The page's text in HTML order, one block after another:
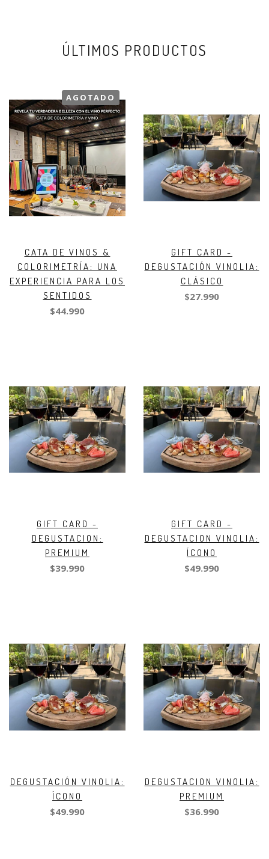
ÚLTIMOS PRODUCTOS
AGOTADO
CATA DE VINOS &
COLORIMETRÍA: UNA
EXPERIENCIA PARA LOS
SENTIDOS
$44.990
GIFT CARD -
DEGUSTACIÓN VINOLIA:
CLÁSICO
$27.990
GIFT CARD -
DEGUSTACION:
PREMIUM
$39.990
GIFT CARD -
DEGUSTACION VINOLIA:
ÍCONO
$49.990
DEGUSTACIÓN VINOLIA:
ÍCONO
$49.990
DEGUSTACION VINOLIA:
PREMIUM
$36.990